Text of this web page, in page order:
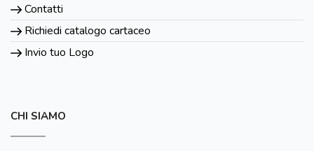
Contatti
Richiedi catalogo cartaceo
Invio tuo Logo
CHI SIAMO